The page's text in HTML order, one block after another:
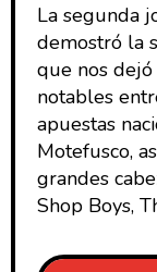
La segunda
demostró la
que nos dejó
notables
apuestas
Motefusco,
grandes
Shop Boys,